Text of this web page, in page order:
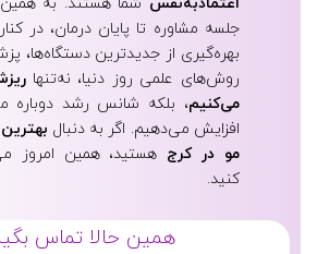
اعتمادبه‌نفس شما هستند. به همین
جلسه مشاوره تا پایان درمان، در
بهره‌گیری از جدیدترین دستگاه‌ها،
روش‌های علمی روز دنیا، نه‌تنها
می‌کنیم، بلکه شانس رشد دوباره
افزایش می‌دهیم. اگر به دنبال
مو در کرج هستید، همین امروز
کنید.
همین حالا تماس